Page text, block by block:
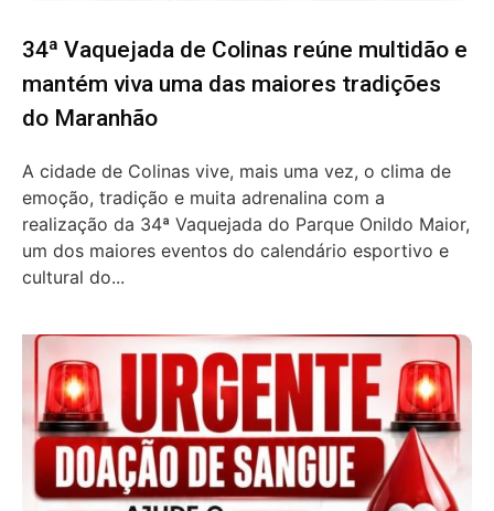
34ª Vaquejada de Colinas reúne multidão e
mantém viva uma das maiores tradições
do Maranhão
A cidade de Colinas vive, mais uma vez, o clima de
emoção, tradição e muita adrenalina com a
realização da 34ª Vaquejada do Parque Onildo Maior,
um dos maiores eventos do calendário esportivo e
cultural do...